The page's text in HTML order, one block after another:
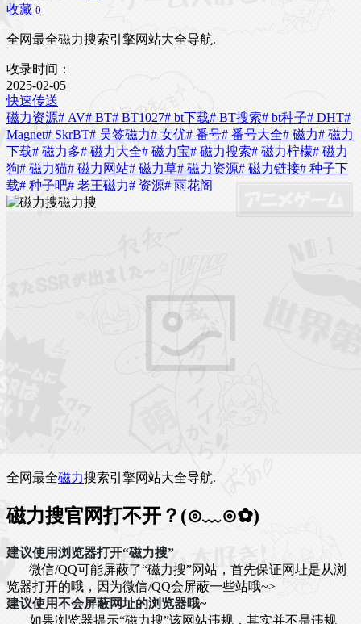
收藏 0
全网最全磁力搜索引擎网站大全导航.
收录时间：
2025-02-05
快速传送
磁力资源# AV# BT# BT1027# bt下载# BT搜索# bt种子# DHT#
Magnet# SkrBT# 吴签磁力# 女优# 番号# 番号大全# 磁力# 磁力
下载# 磁力多# 磁力大全# 磁力宝# 磁力搜索# 磁力柠檬# 磁力
狗# 磁力猫# 磁力网站# 磁力草# 磁力资源# 磁力链接# 种子下
载# 种子吧# 老王磁力# 资源# 雨花阁
磁力搜
全网最全磁力搜索引擎网站大全导航.
磁力搜官网打不开？(⊙﹏⊙✿)
建议使用浏览器打开“磁力搜”
微信/QQ可能屏蔽了“磁力搜”网站，首先保证网址是从浏
览器打开的哦，因为微信/QQ会屏蔽一些站哦~>
建议使用不会屏蔽网址的浏览器哦~
如果浏览器提示“磁力搜”该网站违规，其实并不是违规